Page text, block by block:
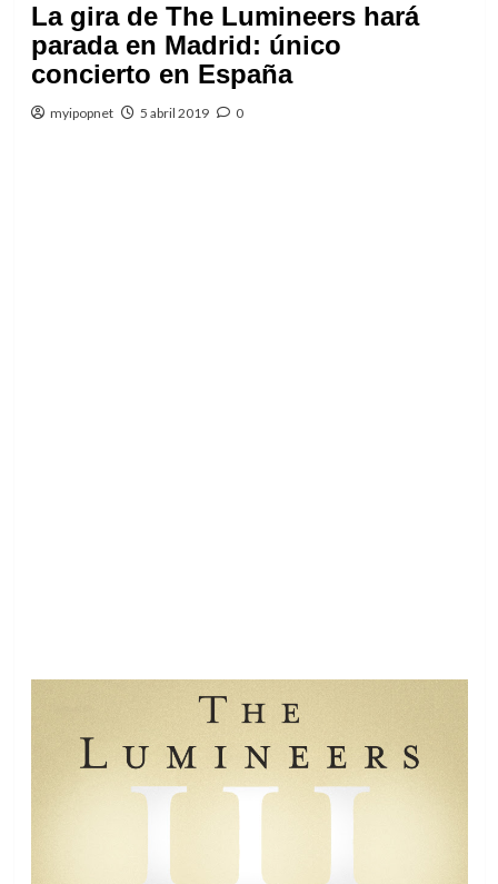
La gira de The Lumineers hará
parada en Madrid: único
concierto en España
myipopnet 5 abril 2019 0